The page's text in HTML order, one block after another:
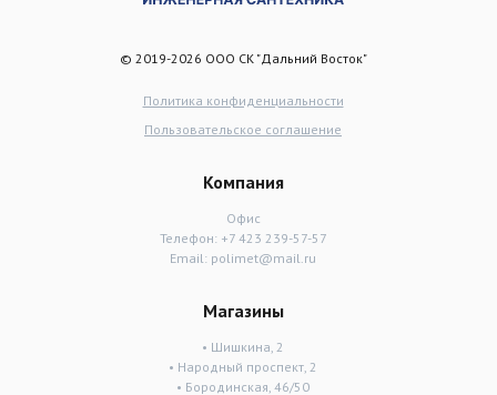
© 2019-2026 ООО СК "Дальний Восток"
Политика конфиденциальности
Пользовательское соглашение
Компания
Офис
Телефон: +7 423 239-57-57
Email: polimet@mail.ru
Магазины
• Шишкина, 2
• Народный проспект, 2
• Бородинская, 46/50